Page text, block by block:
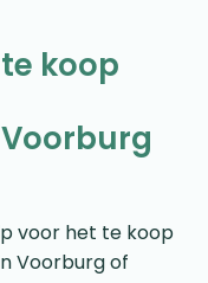
koop
voor het te koop
Voorburg of